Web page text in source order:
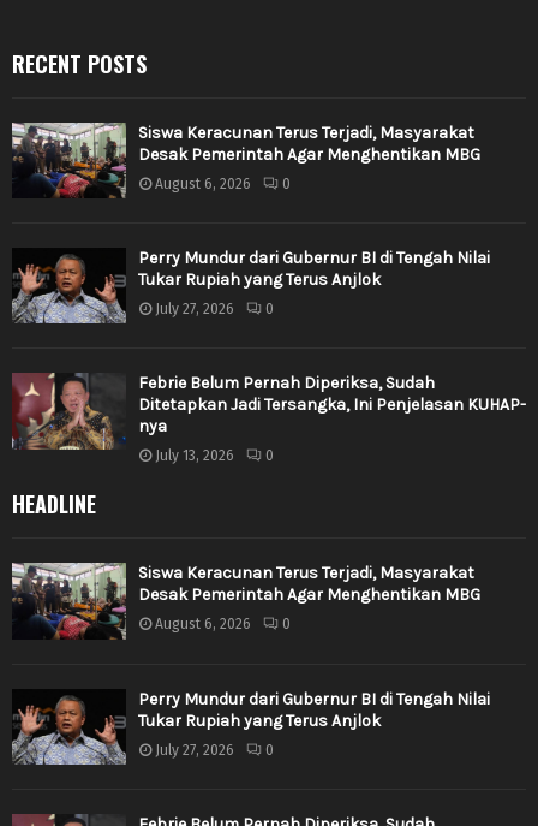
RECENT POSTS
Siswa Keracunan Terus Terjadi, Masyarakat
Desak Pemerintah Agar Menghentikan MBG
August 6, 2026 0
Perry Mundur dari Gubernur BI di Tengah Nilai
Tukar Rupiah yang Terus Anjlok
July 27, 2026 0
Febrie Belum Pernah Diperiksa, Sudah
Ditetapkan Jadi Tersangka, Ini Penjelasan KUHAP-
nya
July 13, 2026 0
HEADLINE
Siswa Keracunan Terus Terjadi, Masyarakat
Desak Pemerintah Agar Menghentikan MBG
August 6, 2026 0
Perry Mundur dari Gubernur BI di Tengah Nilai
Tukar Rupiah yang Terus Anjlok
July 27, 2026 0